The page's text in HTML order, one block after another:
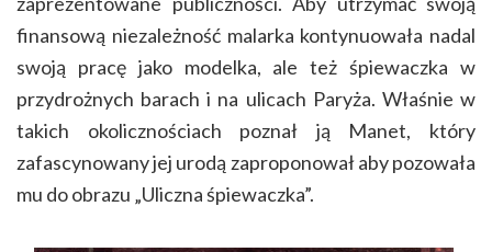
finansową niezależność malarka kontynuowała nadal
swoją pracę jako modelka, ale też śpiewaczka w
przydrożnych barach i na ulicach Paryża. Właśnie w
takich okolicznościach poznał ją Manet, który
zafascynowany jej urodą zaproponował aby pozowała
mu do obrazu „Uliczna śpiewaczka”.